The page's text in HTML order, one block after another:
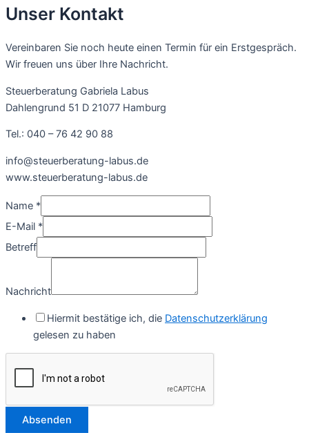
Unser Kontakt
Vereinbaren Sie noch heute einen Termin für ein Erstgespräch.
Wir freuen uns über Ihre Nachricht.
Steuerberatung Gabriela Labus
Dahlengrund 51 D 21077 Hamburg
Tel.: 040 – 76 42 90 88
info@steuerberatung-labus.de
www.steuerberatung-labus.de
Name *
E-Mail *
Betreff
Nachricht
Hiermit bestätige ich, die Datenschutzerklärung
gelesen zu haben
Absenden